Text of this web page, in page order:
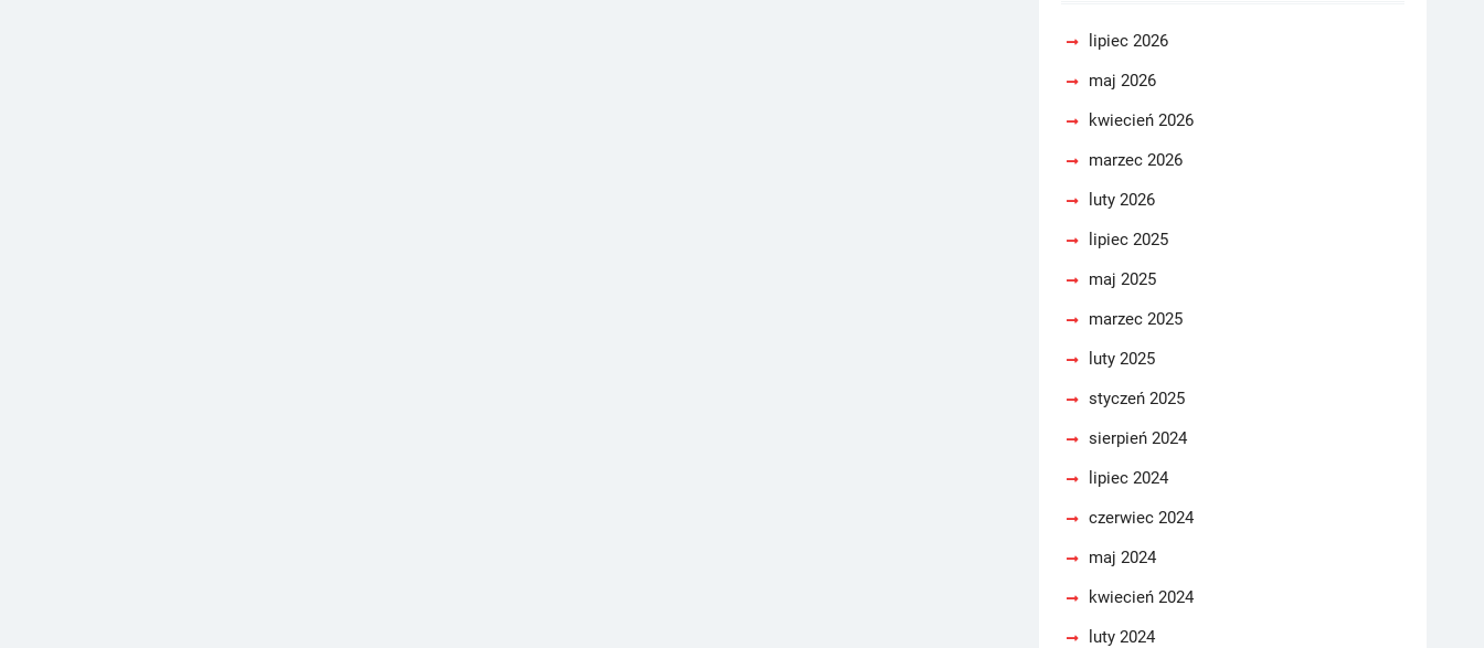
lipiec 2026
maj 2026
kwiecień 2026
marzec 2026
luty 2026
lipiec 2025
maj 2025
marzec 2025
luty 2025
styczeń 2025
sierpień 2024
lipiec 2024
czerwiec 2024
maj 2024
kwiecień 2024
luty 2024